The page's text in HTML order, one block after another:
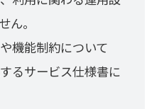
ん。
機能制約について
るサービス仕様書に